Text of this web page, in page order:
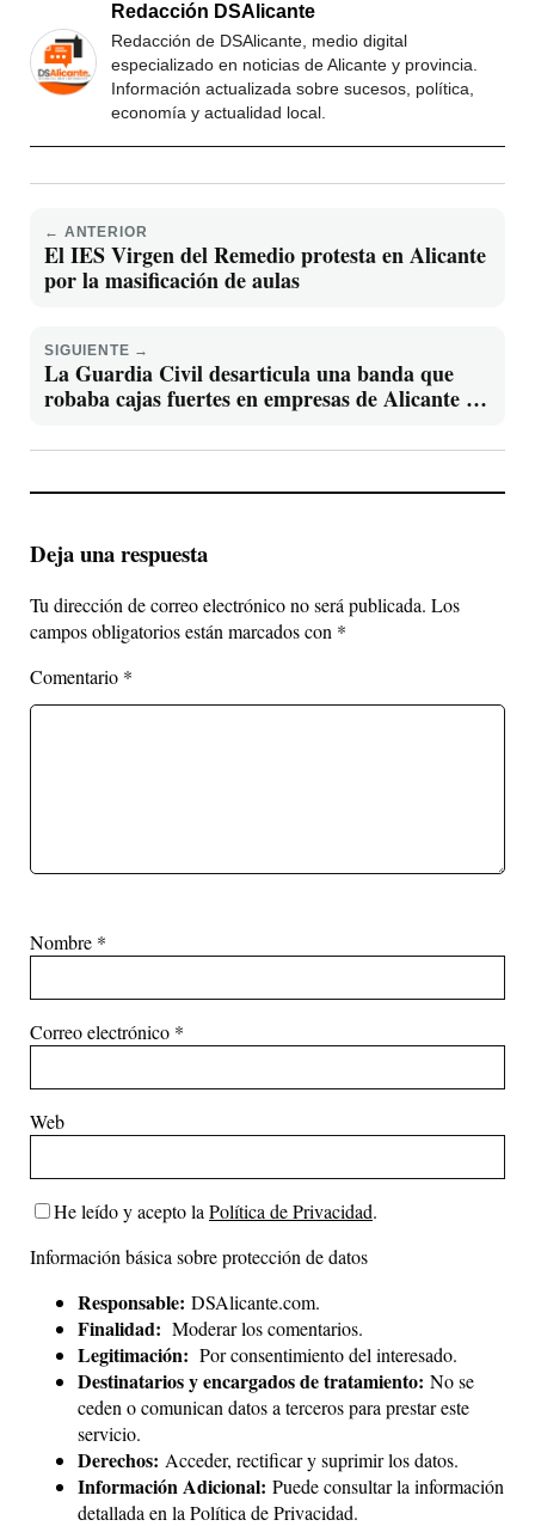
Redacción DSAlicante
Redacción de DSAlicante, medio digital
especializado en noticias de Alicante y provincia.
Información actualizada sobre sucesos, política,
economía y actualidad local.
← ANTERIOR
El IES Virgen del Remedio protesta en Alicante
por la masificación de aulas
SIGUIENTE →
La Guardia Civil desarticula una banda que
robaba cajas fuertes en empresas de Alicante y
Deja una respuesta
Tu dirección de correo electrónico no será publicada. Los
campos obligatorios están marcados con *
Comentario *
Nombre *
Correo electrónico *
Web
He leído y acepto la Política de Privacidad.
Información básica sobre protección de datos
Responsable: DSAlicante.com.
Finalidad: Moderar los comentarios.
Legitimación: Por consentimiento del interesado.
Destinatarios y encargados de tratamiento: No se
ceden o comunican datos a terceros para prestar este
servicio.
Derechos: Acceder, rectificar y suprimir los datos.
Información Adicional: Puede consultar la información
detallada en la Política de Privacidad.